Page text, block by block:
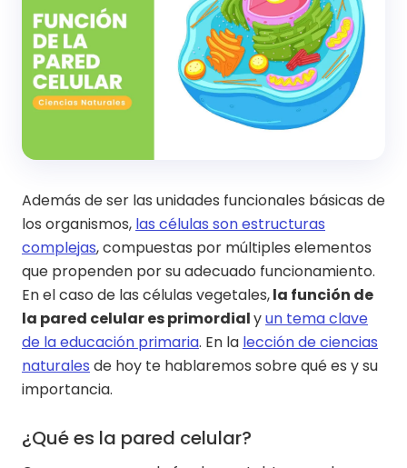
Además de ser las unidades funcionales básicas de
los organismos, las células son estructuras
complejas, compuestas por múltiples elementos
que propenden por su adecuado funcionamiento.
En el caso de las células vegetales,la función de
la pared celular es primordialyun tema clave
de la educación primaria. En la lección de ciencias
naturales de hoy te hablaremos sobre qué es y su
importancia.
¿Qué es la pared celular?